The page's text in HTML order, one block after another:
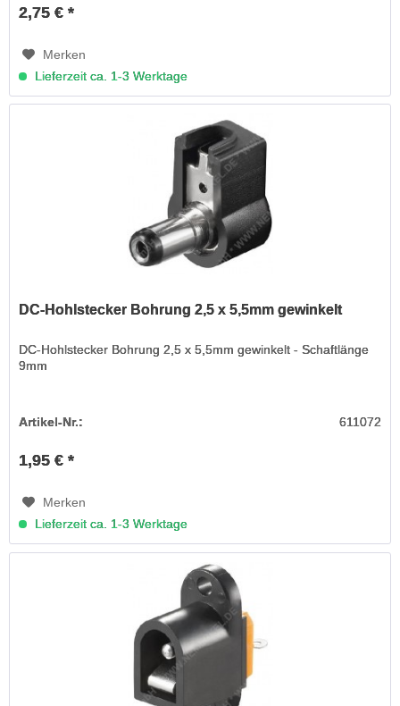
2,75 € *
Merken
Lieferzeit ca. 1-3 Werktage
DC-Hohlstecker Bohrung 2,5 x 5,5mm gewinkelt
DC-Hohlstecker Bohrung 2,5 x 5,5mm gewinkelt - Schaftlänge
9mm
Artikel-Nr.: 611072
1,95 € *
Merken
Lieferzeit ca. 1-3 Werktage